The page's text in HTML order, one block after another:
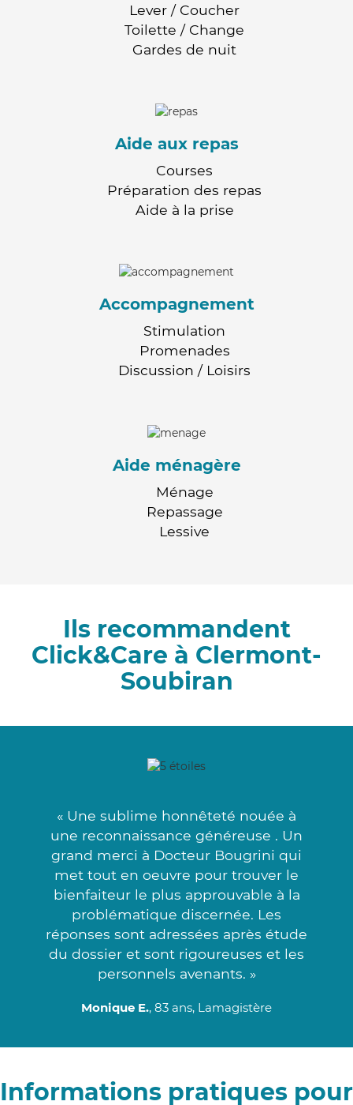
Lever / Coucher
Toilette / Change
Gardes de nuit
Aide aux repas
Courses
Préparation des repas
Aide à la prise
Accompagnement
Stimulation
Promenades
Discussion / Loisirs
Aide ménagère
Ménage
Repassage
Lessive
Ils recommandent
Click&Care à Clermont-
Soubiran
« Une sublime honnêteté nouée à
une reconnaissance généreuse . Un
grand merci à Docteur Bougrini qui
met tout en oeuvre pour trouver le
bienfaiteur le plus approuvable à la
problématique discernée. Les
réponses sont adressées après étude
du dossier et sont rigoureuses et les
personnels avenants. »
Monique E., 83 ans, Lamagistère
Informations pratiques pour